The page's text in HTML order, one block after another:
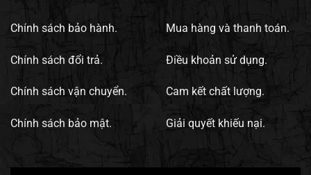
Chính sách bảo hành.
Chính sách đổi trả.
Chính sách vận chuyển.
Chính sách bảo mật.
Mua hàng và thanh toán.
Điều khoản sử dụng.
Cam kết chất lượng.
Giải quyết khiếu nại.